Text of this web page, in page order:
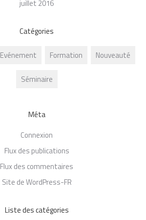
juillet 2016
Catégories
Evénement Formation Nouveauté
Séminaire
Méta
Connexion
Flux des publications
Flux des commentaires
Site de WordPress-FR
Liste des catégories